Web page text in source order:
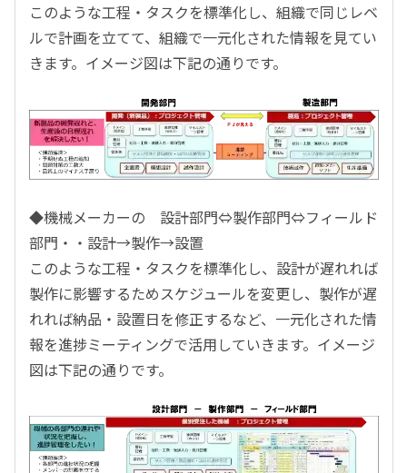
このような工程・タスクを標準化し、組織で同じレベ
ルで計画を立てて、組織で一元化された情報を見てい
きます。イメージ図は下記の通りです。
◆機械メーカーの 設計部門⇔製作部門⇔フィールド
部門・・設計→製作→設置
このような工程・タスクを標準化し、設計が遅れれば
製作に影響するためスケジュールを変更し、製作が遅
れれば納品・設置日を修正するなど、一元化された情
報を進捗ミーティングで活用していきます。イメージ
図は下記の通りです。